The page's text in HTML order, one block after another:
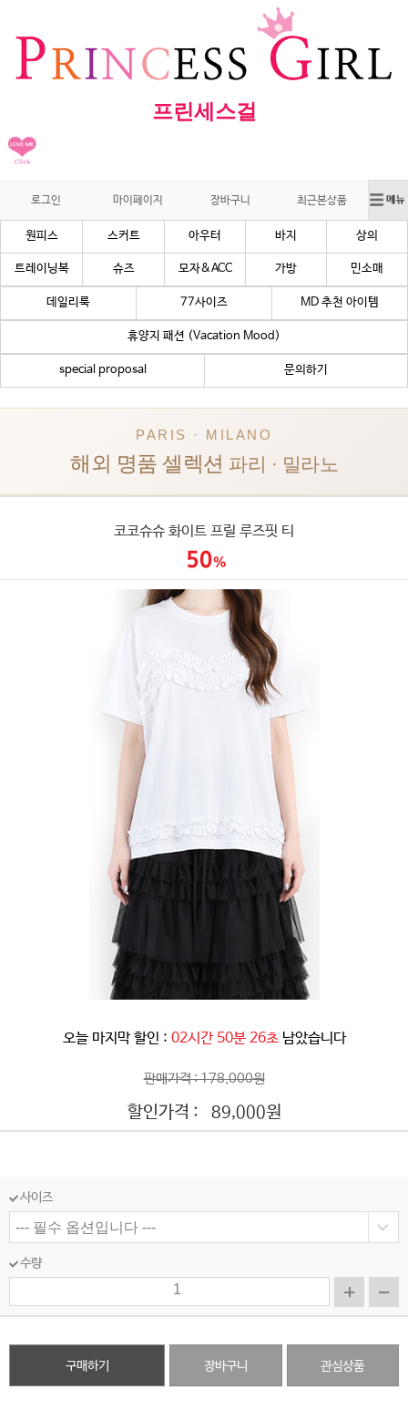
프린세스걸
로그인 마이페이지 장바구니 최근본상품
원피스 스커트 아우터 바지 상의
트레이닝복 슈즈 모자&ACC 가방 민소매
데일리룩 77사이즈 MD 추천 아이템
휴양지 패션 (Vacation Mood)
special proposal 문의하기
PARIS · MILANO
해외 명품 셀렉션 파리 · 밀라노
코코슈슈 화이트 프릴 루즈핏 티
오늘 마지막 할인 : 02시간 50분 24초 남았습니다
판매가격 : 178,000원
할인가격 : 89,000원
사이즈
수량
구매하기 장바구니 관심상품